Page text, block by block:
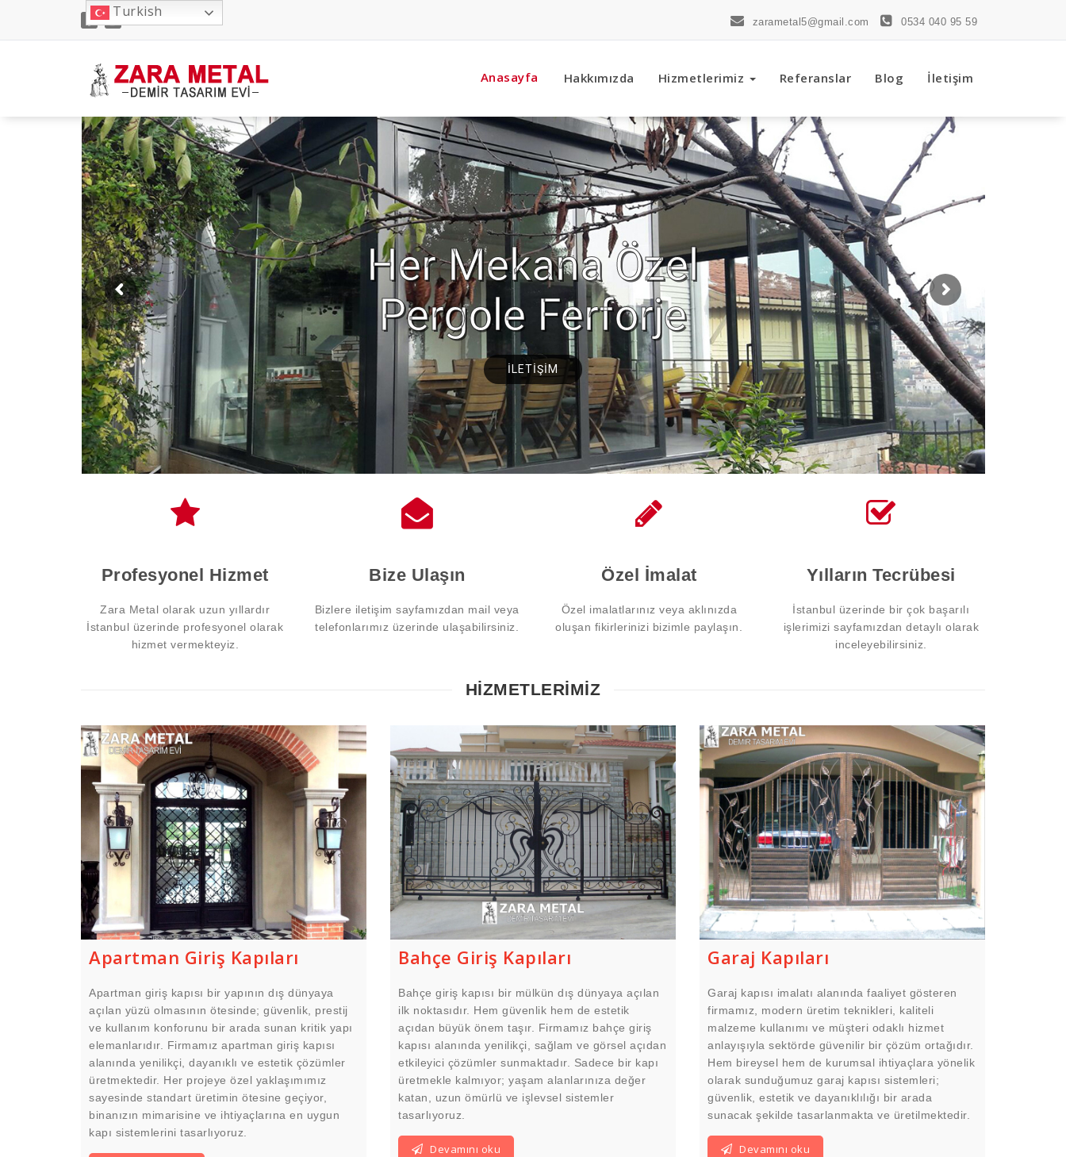
zarametal5@gmail.com 0534 040 95 59
Anasayfa Hakkımızda Hizmetlerimiz Referanslar Blog İletişim
Profesyonel Hizmet
Zara Metal olarak uzun yıllardır
İstanbul üzerinde profesyonel olarak
hizmet vermekteyiz.
Bize Ulaşın
Bizlere iletişim sayfamızdan mail veya
telefonlarımız üzerinde ulaşabilirsiniz.
Özel İmalat
Özel imalatlarınız veya aklınızda
oluşan fikirlerinizi bizimle paylaşın.
Yılların Tecrübesi
İstanbul üzerinde bir çok başarılı
işlerimizi sayfamızdan detaylı olarak
inceleyebilirsiniz.
HİZMETLERİMİZ
Apartman Giriş Kapıları
Apartman giriş kapısı bir yapının dış dünyaya
açılan yüzü olmasının ötesinde; güvenlik, prestij
ve kullanım konforunu bir arada sunan kritik yapı
elemanlarıdır. Firmamız apartman giriş kapısı
alanında yenilikçi, dayanıklı ve estetik çözümler
üretmektedir. Her projeye özel yaklaşımımız
sayesinde standart üretimin ötesine geçiyor,
binanızın mimarisine ve ihtiyaçlarına en uygun
kapı sistemlerini tasarlıyoruz.
Bahçe Giriş Kapıları
Bahçe giriş kapısı bir mülkün dış dünyaya açılan
ilk noktasıdır. Hem güvenlik hem de estetik
açıdan büyük önem taşır. Firmamız bahçe giriş
kapısı alanında yenilikçi, sağlam ve görsel açıdan
etkileyici çözümler sunmaktadır. Sadece bir kapı
üretmekle kalmıyor; yaşam alanlarınıza değer
katan, uzun ömürlü ve işlevsel sistemler
tasarlıyoruz.
Devamını oku
Garaj Kapıları
Garaj kapısı imalatı alanında faaliyet gösteren
firmamız, modern üretim teknikleri, kaliteli
malzeme kullanımı ve müşteri odaklı hizmet
anlayışıyla sektörde güvenilir bir çözüm ortağıdır.
Hem bireysel hem de kurumsal ihtiyaçlara yönelik
olarak sunduğumuz garaj kapısı sistemleri;
güvenlik, estetik ve dayanıklılığı bir arada
sunacak şekilde tasarlanmakta ve üretilmektedir.
Devamını oku
Turkish